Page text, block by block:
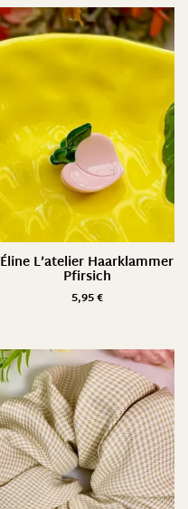
Éline L’atelier Haarklammer
Pfirsich
5,95€